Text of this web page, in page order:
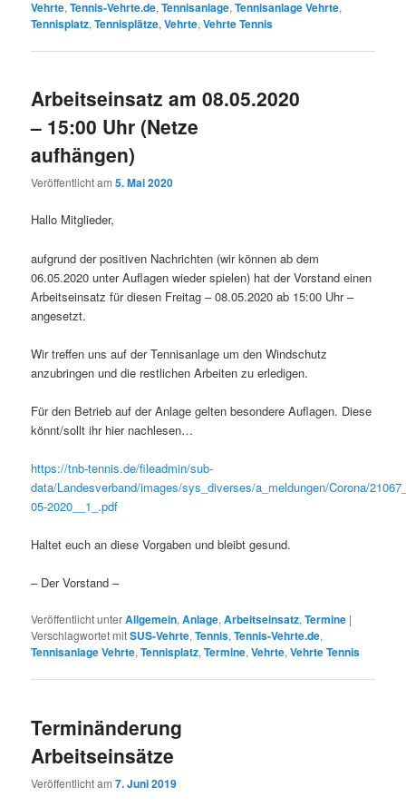
Vehrte,Tennis-Vehrte.de,Tennisanlage,Tennisanlage Vehrte,
Tennisplatz,Tennisplätze,Vehrte,Vehrte Tennis
Arbeitseinsatz am 08.05.2020
– 15:00 Uhr (Netze
aufhängen)
Veröffentlicht am5. Mai 2020
Hallo Mitglieder,
aufgrund der positiven Nachrichten (wir können ab dem
06.05.2020 unter Auflagen wieder spielen) hat der Vorstand einen
Arbeitseinsatz für diesen Freitag – 08.05.2020 ab 15:00 Uhr –
angesetzt.
Wir treffen uns auf der Tennisanlage um den Windschutz
anzubringen und die restlichen Arbeiten zu erledigen.
Für den Betrieb auf der Anlage gelten besondere Auflagen. Diese
könnt/sollt ihr hier nachlesen…
https://tnb-tennis.de/fileadmin/sub-
data/Landesverband/images/sys_diverses/a_meldungen/Corona/
05-2020__1_.pdf
Haltet euch an diese Vorgaben und bleibt gesund.
– Der Vorstand –
Veröffentlicht unterAllgemein,Anlage,Arbeitseinsatz,Termine |
Verschlagwortet mitSUS-Vehrte,Tennis,Tennis-Vehrte.de,
Tennisanlage Vehrte,Tennisplatz,Termine,Vehrte,Vehrte Tennis
Terminänderung
Arbeitseinsätze
Veröffentlicht am7. Juni 2019